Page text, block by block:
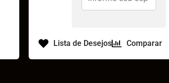
Lista de Desejos Comparar